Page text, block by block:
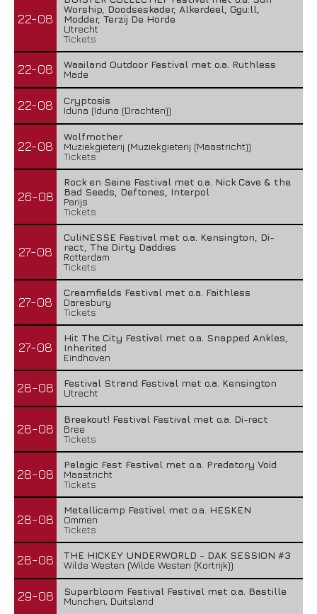
22-08
Worship, Doodseskader, Alkerdeel, Ggu:ll,
Modder, Terzij De Horde
Utrecht
Tickets
22-08
Waailand Outdoor Festival met o.a. Ruthless
Made
22-08
Cryptosis
Iduna (Iduna (Drachten))
22-08
Wolfmother
Muziekgieterij (Muziekgieterij (Maastricht))
Tickets
26-08
Rock en Seine Festival met o.a. Nick Cave & the
Bad Seeds, Deftones, Interpol
Parijs
Tickets
27-08
CuliNESSE Festival met o.a. Kensington, Di-
rect, The Dirty Daddies
Rotterdam
Tickets
27-08
Creamfields Festival met o.a. Faithless
Daresbury
Tickets
27-08
Hit The City Festival met o.a. Snapped Ankles,
Inherited
Eindhoven
28-08
Festival Strand Festival met o.a. Kensington
Utrecht
28-08
Breekout! Festival Festival met o.a. Di-rect
Bree
Tickets
28-08
Pelagic Fest Festival met o.a. Predatory Void
Maastricht
Tickets
28-08
Metallicamp Festival met o.a. HESKEN
Ommen
Tickets
28-08
THE HICKEY UNDERWORLD - DAK SESSION #3
Wilde Westen (Wilde Westen (Kortrijk))
29-08
Superbloom Festival Festival met o.a. Bastille
Munchen, Duitsland